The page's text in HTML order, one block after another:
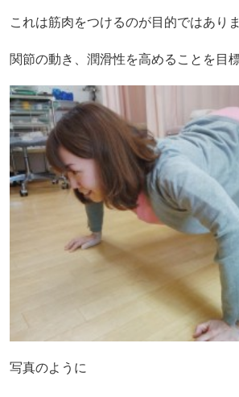
これは筋肉をつけるのが目的ではありま
関節の動き、潤滑性を高めることを目
写真のように